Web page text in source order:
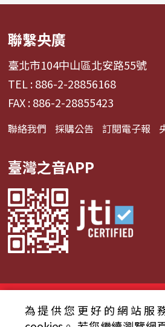
聯繫央廣
臺北市104中山區北安路55號
TEL : 886-2-28856168
FAX : 886-2-28855423
聯絡我們 採購公告 訂閱電子報
臺灣之音APP
© 2024財團法人中央廣播
為提供您更好的網站服